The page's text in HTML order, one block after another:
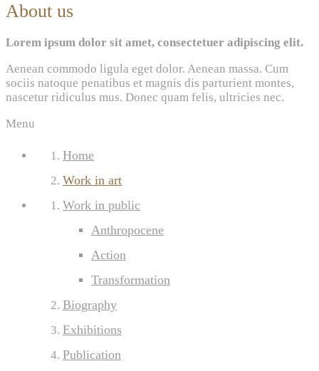
About us
Lorem ipsum dolor sit amet, consectetuer adipiscing elit.
Aenean commodo ligula eget dolor. Aenean massa. Cum
sociis natoque penatibus et magnis dis parturient montes,
nascetur ridiculus mus. Donec quam felis, ultricies nec.
Menu
Home
Work in art
Work in public
Anthropocene
Action
Transformation
Biography
Exhibitions
Publication